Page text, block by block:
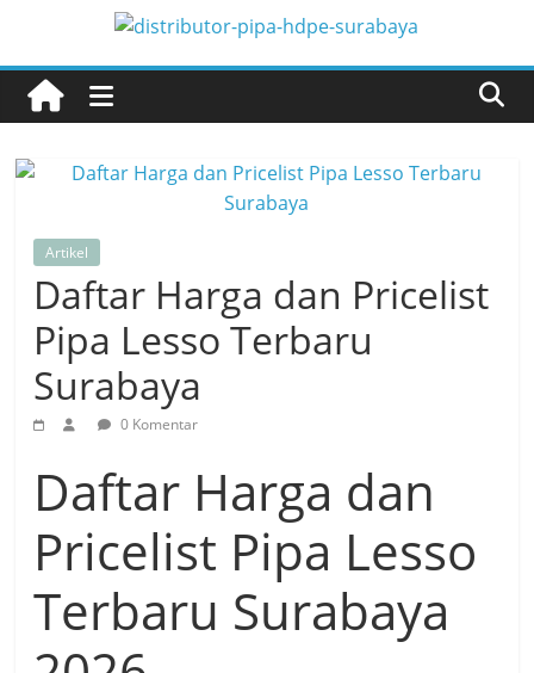
content
Distributor
Pipa
Surabaya
Melengkapi
semua
kebutuhanmu
Artikel
Daftar Harga dan Pricelist
Pipa Lesso Terbaru
Surabaya
0 Komentar
Daftar Harga dan
Pricelist Pipa Lesso
Terbaru Surabaya